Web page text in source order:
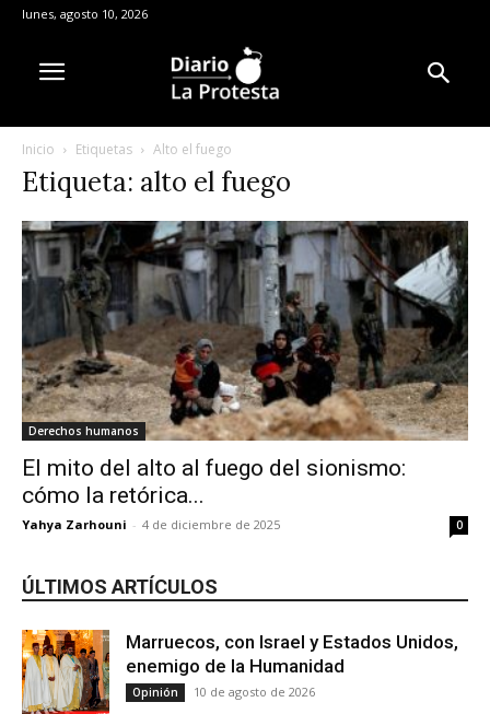
lunes, agosto 10, 2026
Inicio Etiquetas Alto el fuego
Etiqueta: alto el fuego
Derechos humanos
El mito del alto al fuego del sionismo:
cómo la retórica...
Yahya Zarhouni - 4 de diciembre de 2025 0
ÚLTIMOS ARTÍCULOS
Marruecos, con Israel y Estados Unidos,
enemigo de la Humanidad
Opinión 10 de agosto de 2026